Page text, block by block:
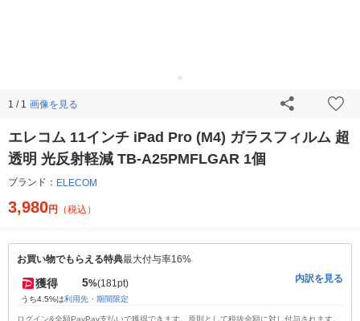
1 / 1 画像を見る
エレコム 11インチ iPad Pro (M4) ガラスフィルム 超
透明 光反射軽減 TB-A25PMFLGAR 1個
ブランド： ELECOM
3,980円 （税込）
お買い物でもらえる特典最大付与率16%
獲得 5%(181pt)
うち4.5%は利用先・期間限定
内訳を見る